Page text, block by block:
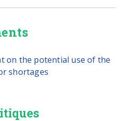
on the potential use of the
shortages